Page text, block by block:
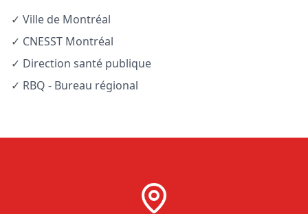
✓ Ville de Montréal
✓ CNESST Montréal
✓ Direction santé publique
✓ RBQ - Bureau régional